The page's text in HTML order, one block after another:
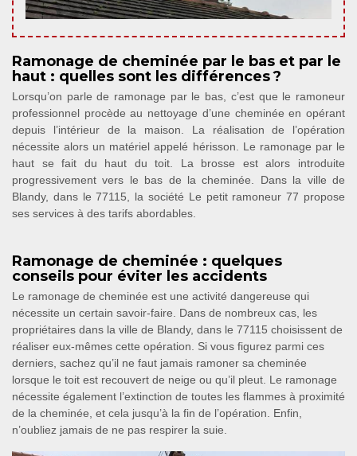
Ramonage de cheminée par le bas et par le
haut : quelles sont les différences ?
Lorsqu’on parle de ramonage par le bas, c’est que le ramoneur
professionnel procède au nettoyage d’une cheminée en opérant
depuis l’intérieur de la maison. La réalisation de l’opération
nécessite alors un matériel appelé hérisson. Le ramonage par le
haut se fait du haut du toit. La brosse est alors introduite
progressivement vers le bas de la cheminée. Dans la ville de
Blandy, dans le 77115, la société Le petit ramoneur 77 propose
ses services à des tarifs abordables.
Ramonage de cheminée : quelques
conseils pour éviter les accidents
Le ramonage de cheminée est une activité dangereuse qui
nécessite un certain savoir-faire. Dans de nombreux cas, les
propriétaires dans la ville de Blandy, dans le 77115 choisissent de
réaliser eux-mêmes cette opération. Si vous figurez parmi ces
derniers, sachez qu’il ne faut jamais ramoner sa cheminée
lorsque le toit est recouvert de neige ou qu’il pleut. Le ramonage
nécessite également l’extinction de toutes les flammes à proximité
de la cheminée, et cela jusqu’à la fin de l’opération. Enfin,
n’oubliez jamais de ne pas respirer la suie.